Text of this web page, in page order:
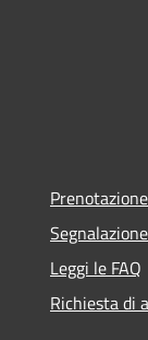
Leggi le FAQ
Richiesta di